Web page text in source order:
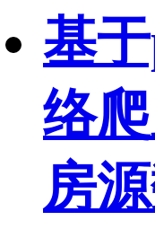
基
络
房